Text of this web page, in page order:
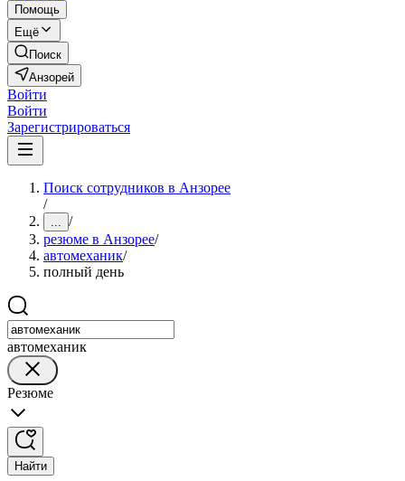
Помощь
Ещё
Поиск
Анзорей
Войти
Войти
Зарегистрироваться
Поиск сотрудников в Анзорее
/
... /
резюме в Анзорее/
автомеханик/
полный день
автомеханик
Резюме
Найти